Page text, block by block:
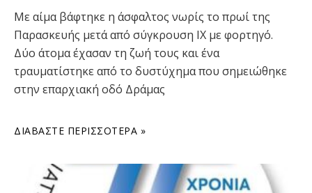
Με αίμα βάφτηκε η άσφαλτος νωρίς το πρωί της
Παρασκευής μετά από σύγκρουση ΙΧ με φορτηγό.
Δύο άτομα έχασαν τη ζωή τους και ένα
τραυματίστηκε από το δυστύχημα που σημειώθηκε
στην επαρχιακή οδό Δράμας
ΔΙΑΒΆΣΤΕ ΠΕΡΙΣΣΌΤΕΡΑ »